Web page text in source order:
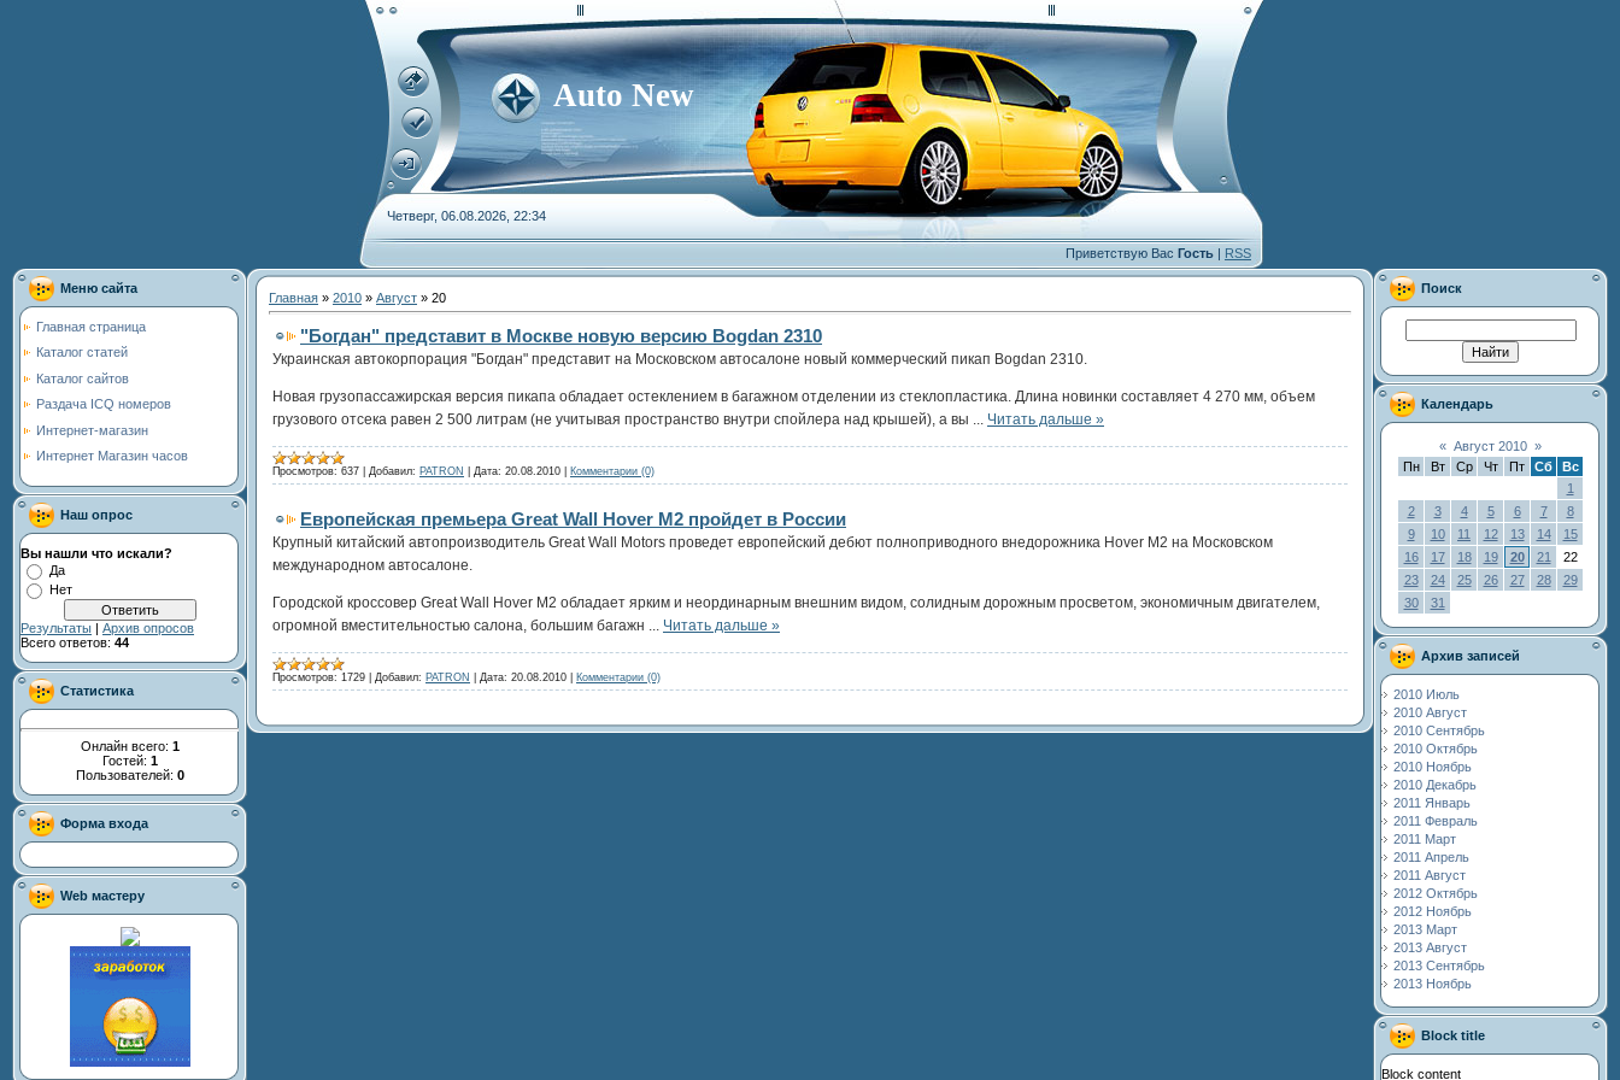
Auto New
Четверг, 06.08.2026, 22:34
Приветствую Вас Гость | RSS
Меню сайта
Главная страница
Каталог статей
Каталог сайтов
Раздача ICQ номеров
Интернет-магазин
Интернет Магазин часов
Наш опрос
Вы нашли что искали?
Да
Нет
Результаты | Архив опросов
Всего ответов: 44
Статистика
Онлайн всего: 1
Гостей: 1
Пользователей: 0
Форма входа
Web мастеру
Главная » 2010 » Август » 20
"Богдан" представит в Москве новую версию Bogdan 2310
Украинская автокорпорация "Богдан" представит на Московском автосалоне новый коммерческий пикап Bogdan 2310.
Новая грузопассажирская версия пикапа обладает остеклением в багажном отделении из стеклопластика. Длина новинки составляет 4 270 мм, объем
грузового отсека равен 2 500 литрам (не учитывая пространство внутри спойлера над крышей), а вы
Читать дальше »
Просмотров: 637 Добавил: PATRON Дата: 20.08.2010 Комментарии (0)
Европейская премьера Great Wall Hover M2 пройдет в России
Крупный китайский автопроизводитель Great Wall Motors проведет европейский дебют полноприводного внедорожника Hover M2 на Московском
международном автосалоне.
Городской кроссовер Great Wall Hover M2 обладает ярким и неординарным внешним видом, солидным дорожным просветом, экономичным двигателем,
огромной вместительностью салона, большим багажн
Читать дальше »
Просмотров: 1729 Добавил: PATRON Дата: 20.08.2010 Комментарии (0)
Поиск
Календарь
« Август 2010 »
Пн
Вт Ср Чт Пт Сб
Вс
1
2
3 4 5 6 7
8
9
10 11 12 13 14
15
16
17 18 19 20 21
22
23
24 25 26 27 28
29
30
31
Архив записей
2010 Июль
2010 Август
2010 Сентябрь
2010 Октябрь
2010 Ноябрь
2010 Декабрь
2011 Январь
2011 Февраль
2011 Март
2011 Апрель
2011 Август
2012 Октябрь
2012 Ноябрь
2013 Март
2013 Август
2013 Сентябрь
2013 Ноябрь
Block title
Block content